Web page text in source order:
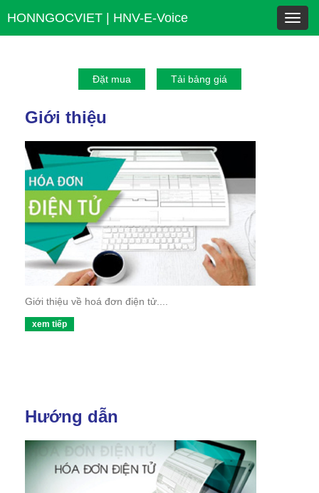
HONNGOCVIET | HNV-E-Voice
Đặt mua Tải bảng giá
Giới thiệu
Giới thiệu về hoá đơn điện tử....
xem tiếp
Hướng dẫn